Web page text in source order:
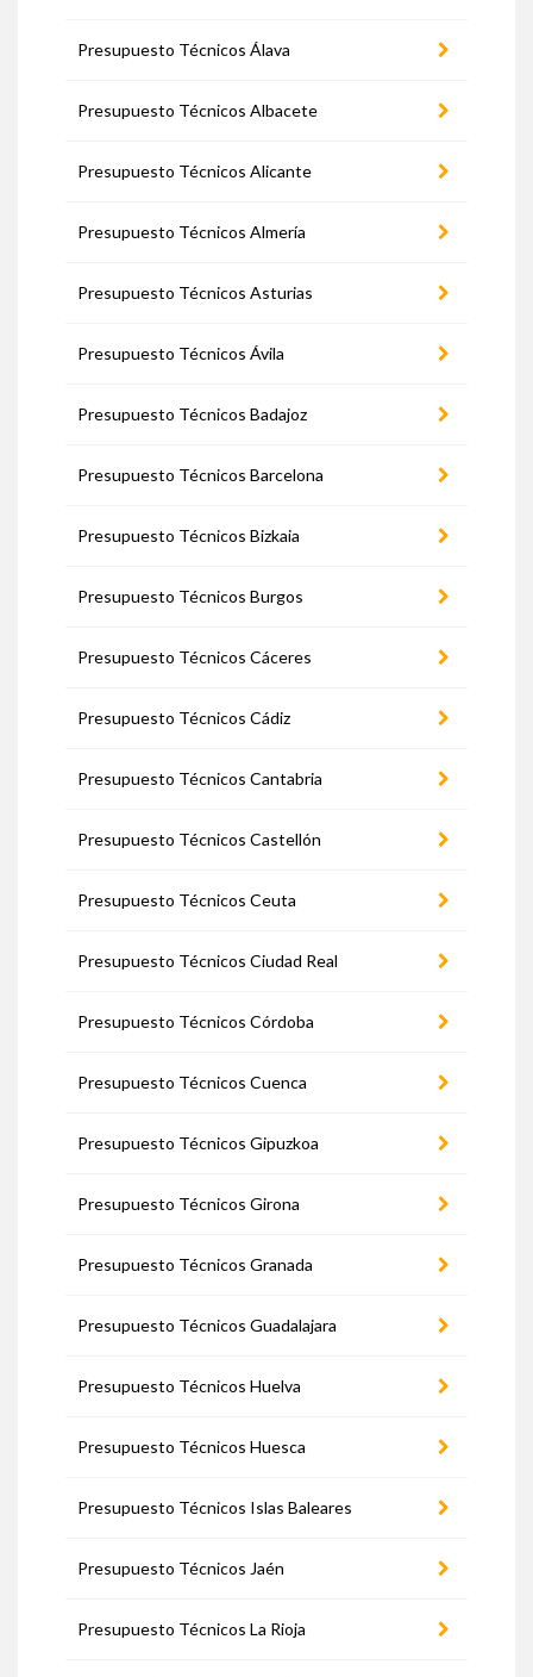
Presupuesto Técnicos Álava
Presupuesto Técnicos Albacete
Presupuesto Técnicos Alicante
Presupuesto Técnicos Almería
Presupuesto Técnicos Asturias
Presupuesto Técnicos Ávila
Presupuesto Técnicos Badajoz
Presupuesto Técnicos Barcelona
Presupuesto Técnicos Bizkaia
Presupuesto Técnicos Burgos
Presupuesto Técnicos Cáceres
Presupuesto Técnicos Cádiz
Presupuesto Técnicos Cantabria
Presupuesto Técnicos Castellón
Presupuesto Técnicos Ceuta
Presupuesto Técnicos Ciudad Real
Presupuesto Técnicos Córdoba
Presupuesto Técnicos Cuenca
Presupuesto Técnicos Gipuzkoa
Presupuesto Técnicos Girona
Presupuesto Técnicos Granada
Presupuesto Técnicos Guadalajara
Presupuesto Técnicos Huelva
Presupuesto Técnicos Huesca
Presupuesto Técnicos Islas Baleares
Presupuesto Técnicos Jaén
Presupuesto Técnicos La Rioja